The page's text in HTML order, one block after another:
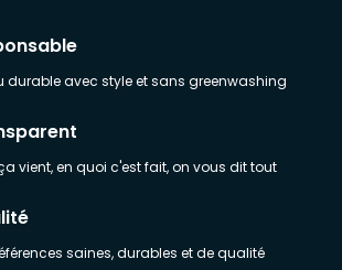
durable avec style et sans greenwashing
vient, en quoi c'est fait, on vous dit tout
saines, durables et de qualité